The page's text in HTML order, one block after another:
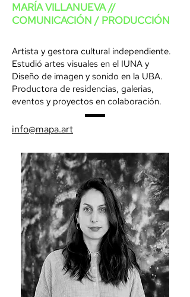
MARÍA VILLANUEVA //
COMUNICACIÓN / PRODUCCIÓN
Artista y gestora cultural independiente.
Estudió artes visuales en el IUNA y
Diseño de imagen y sonido en la UBA.
Productora de residencias, galerias,
eventos y proyectos en colaboración.
info@mapa.art